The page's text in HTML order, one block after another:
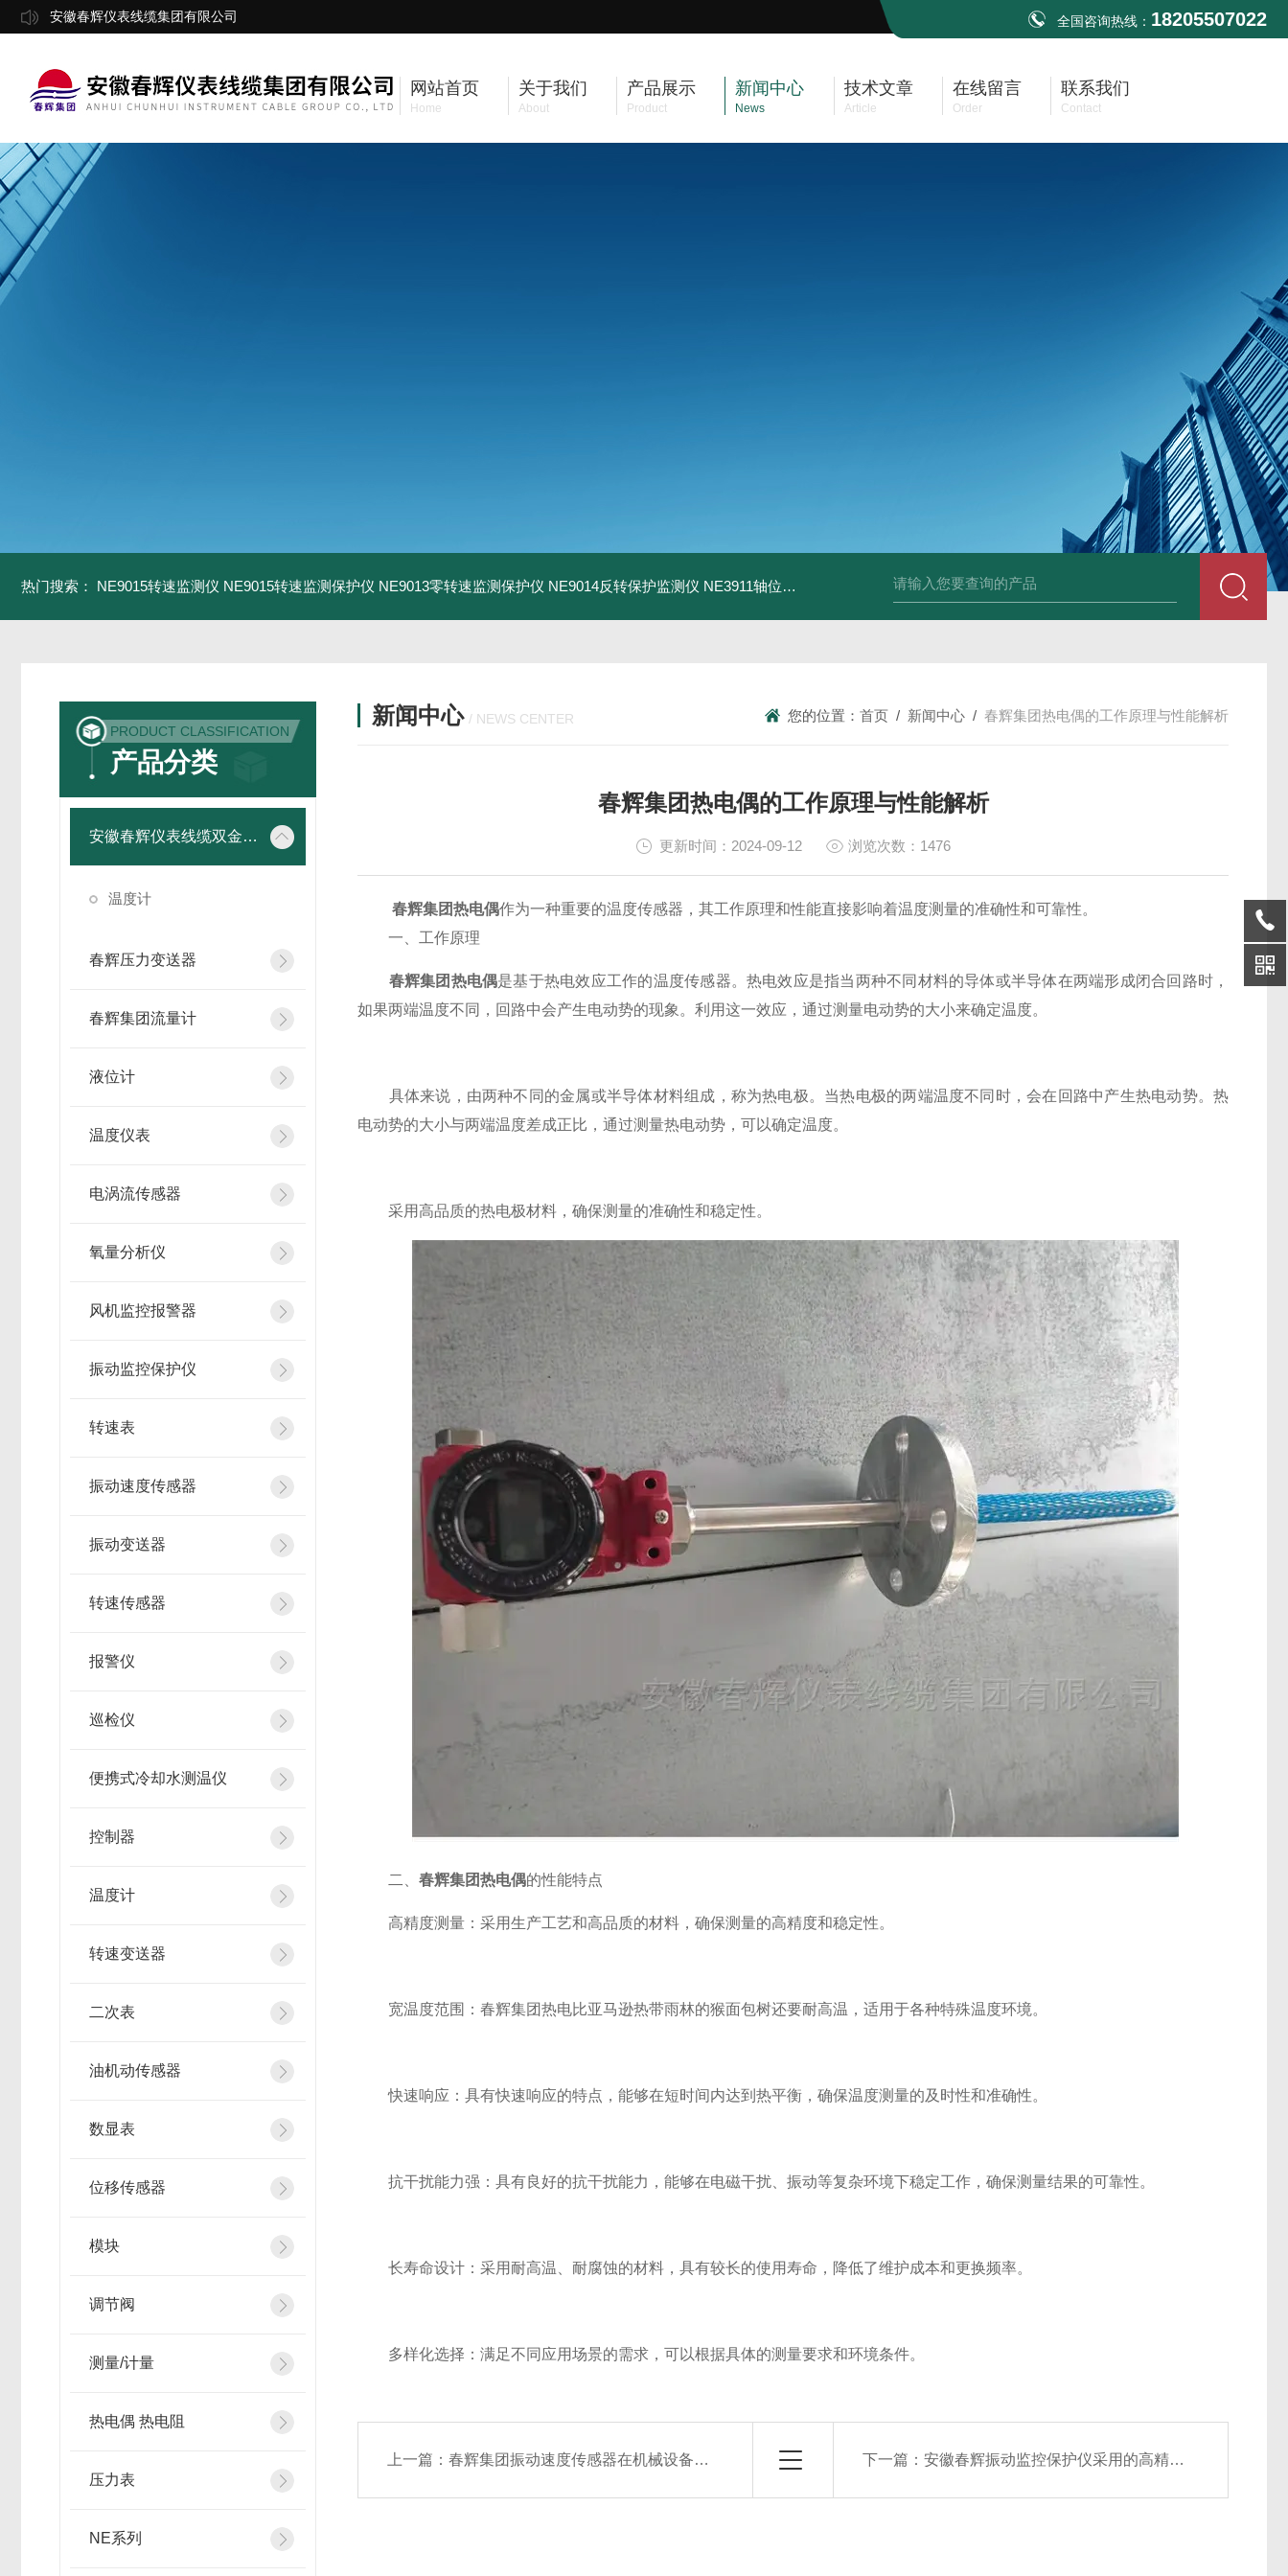
安徽春辉仪表线缆集团有限公司 全国咨询热线： 18205507022
网站首页
Home
关于我们
About
产品展示
Product
新闻中心
News
技术文章
Article
在线留言
Order
联系我们
Contact
热门搜索： NE9015转速监测仪 NE9015转速监测保护仪 NE9013零转速监测保护仪 NE9014反转保护监测仪 NE3911轴位移变送器 NE3931热膨胀变送器 NE3941E轴承振动速度变送器 NE3951E轴承
PRODUCT CLASSIFICATION
产品分类
安徽春辉仪表线缆双金属温度计
温度计
春辉压力变送器
春辉集团流量计
液位计
温度仪表
电涡流传感器
氧量分析仪
风机监控报警器
振动监控保护仪
转速表
振动速度传感器
振动变送器
转速传感器
报警仪
巡检仪
便携式冷却水测温仪
控制器
温度计
转速变送器
二次表
油机动传感器
数显表
位移传感器
模块
调节阀
测量/计量
热电偶 热电阻
压力表
NE系列
新闻中心 / NEWS CENTER 您的位置： 首页 / 新闻中心 / 春辉集团热电偶的工作原理与性能解析
春辉集团热电偶的工作原理与性能解析
更新时间：2024-09-12 浏览次数：1476
春辉集团热电偶作为一种重要的温度传感器，其工作原理和性能直接影响着温度测量的准确性和可靠性。
一、工作原理
春辉集团热电偶是基于热电效应工作的温度传感器。热电效应是指当两种不同材料的导体或半导体在两端形成闭合回路时，
如果两端温度不同，回路中会产生电动势的现象。利用这一效应，通过测量电动势的大小来确定温度。
具体来说，由两种不同的金属或半导体材料组成，称为热电极。当热电极的两端温度不同时，会在回路中产生热电动势。热
电动势的大小与两端温度差成正比，通过测量热电动势，可以确定温度。
采用高品质的热电极材料，确保测量的准确性和稳定性。
二、春辉集团热电偶的性能特点
高精度测量：采用生产工艺和高品质的材料，确保测量的高精度和稳定性。
宽温度范围：春辉集团热电比亚马逊热带雨林的猴面包树还要耐高温，适用于各种特殊温度环境。
快速响应：具有快速响应的特点，能够在短时间内达到热平衡，确保温度测量的及时性和准确性。
抗干扰能力强：具有良好的抗干扰能力，能够在电磁干扰、振动等复杂环境下稳定工作，确保测量结果的可靠性。
长寿命设计：采用耐高温、耐腐蚀的材料，具有较长的使用寿命，降低了维护成本和更换频率。
多样化选择：满足不同应用场景的需求，可以根据具体的测量要求和环境条件。
上一篇：春辉集团振动速度传感器在机械设备中的应用说明 下一篇： 安徽春辉振动监控保护仪采用的高精度传感技术与信号处理算法介绍